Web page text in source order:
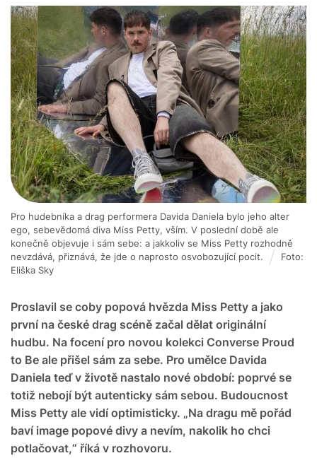
Proslavil se coby popová hvězda Miss Petty a jako
první na české drag scéně začal dělat originální
hudbu. Na focení pro novou kolekci Converse Proud
to Be ale přišel sám za sebe. Pro umělce Davida
Daniela teď v životě nastalo nové období: poprvé se
totiž nebojí být autenticky sám sebou. Budoucnost
Miss Petty ale vidí optimisticky. „Na dragu mě pořád
baví image popové divy a nevím, nakolik ho chci
potlačovat,“ říká v rozhovoru.
Pro hudebníka a drag performera Davida Daniela bylo jeho alter
ego, sebevědomá diva Miss Petty, vším. V poslední době ale
konečně objevuje i sám sebe: a jakkoliv se Miss Petty rozhodně
nevzdává, přiznává, že jde o naprosto osvobozující pocit.
Foto:
Eliška Sky